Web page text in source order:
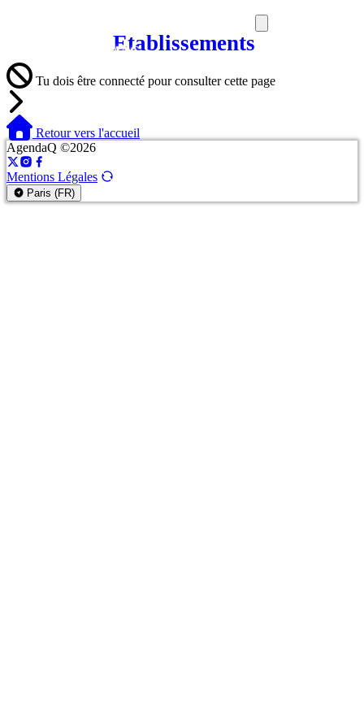
Etablissements
MAG
Tu dois être connecté pour consulter cette page
Retour vers l'accueil
AgendaQ ©2026
Mentions Légales
Paris (FR)